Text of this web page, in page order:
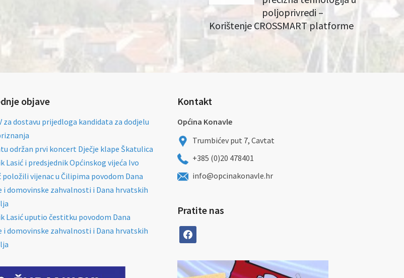
poljoprivredi –
Korištenje CROSSMART platforme
objave
za dostavu prijedloga kandidata za dodjelu
održan prvi koncert Dječje klape Škatulica
Lasić i predsjednik Općinskog vijeća Ivo
položili vijenac u Čilipima povodom Dana
i domovinske zahvalnosti i Dana hrvatskih
Lasić uputio čestitku povodom Dana
i domovinske zahvalnosti i Dana hrvatskih
Kontakt
Općina Konavle
Trumbićev put 7, Cavtat
+385 (0)20 478401
info@opcinakonavle.hr
Pratite nas
facebook